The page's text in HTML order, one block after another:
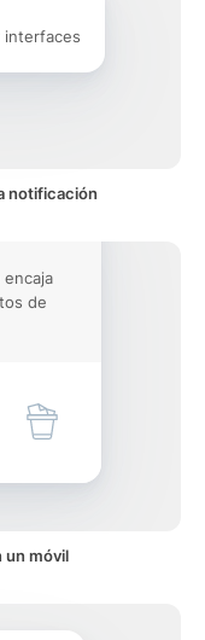
interfaces
notificación
encaja
de
un móvil